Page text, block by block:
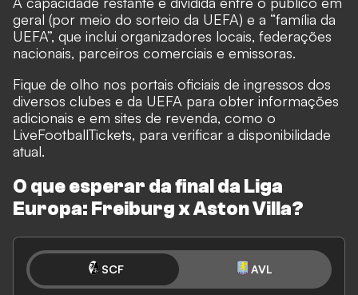
geral (por meio do sorteio da UEFA) e a “família da
UEFA”, que inclui organizadores locais, federações
nacionais, parceiros comerciais e emissoras.
Fique de olho nos portais oficiais de ingressos dos
diversos clubes e da UEFA para obter informações
adicionais e em sites de revenda, como o
LiveFootballTickets, para verificar a disponibilidade
atual.
O que esperar da final da Liga
Europa: Freiburg x Aston Villa?
SCF AVL